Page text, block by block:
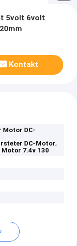
5volt 6volt
Kontakt
Motor DC-
DC-Motor,
7.4v 130